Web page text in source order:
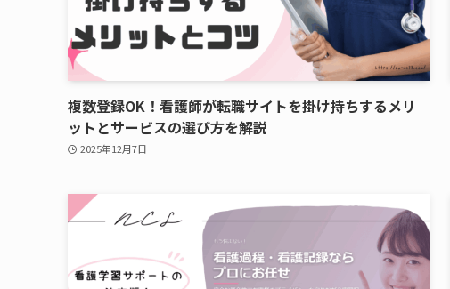
複数登録OK！看護師が転職サイトを掛け持ちするメリ
ットとサービスの選び方を解説
2025年12月7日